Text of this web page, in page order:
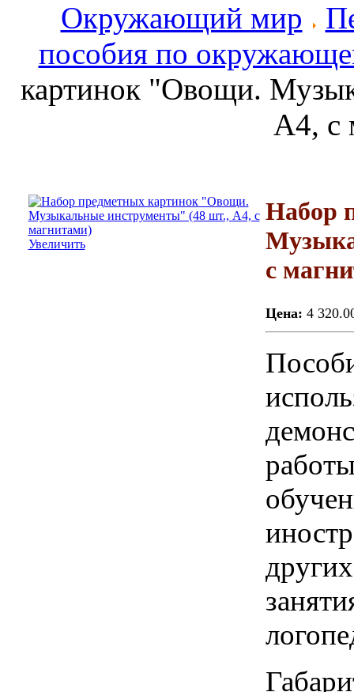
Окружающий мир
пособия по
картинок "Овощи.
А4, с
Увеличить
Набор
с
Цена: 4